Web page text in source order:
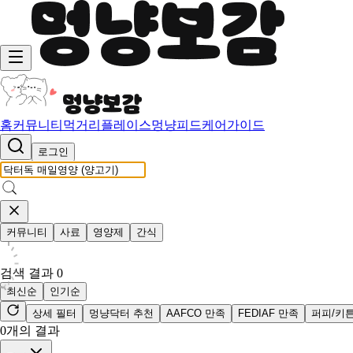
홈커뮤니티 먹거리 플레이스멍냥피드케어가이드
로그인
커뮤니티 사료 영양제 간식
검색 결과 0
최신순
인기순
상세 필터
멍냥닥터 추천 AAFCO 만족 FEDIAF 만족 퍼피/키
0개의 결과